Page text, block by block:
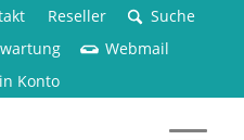
Reseller
Suche
Webmail
Konto